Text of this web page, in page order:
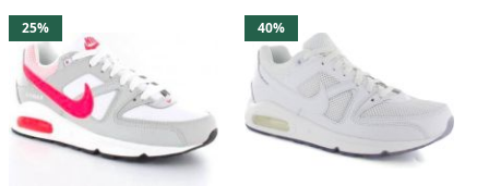
25% 40%